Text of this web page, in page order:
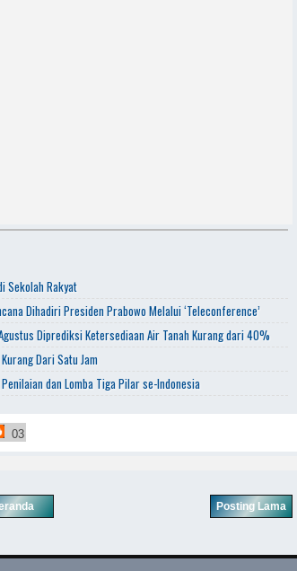
Sekolah Rakyat
Dihadiri Presiden Prabowo Melalui ‘Teleconference’
Diprediksi Ketersediaan Air Tanah Kurang dari 40%
Dari Satu Jam
dan Lomba Tiga Pilar se-Indonesia
03
Posting Lama